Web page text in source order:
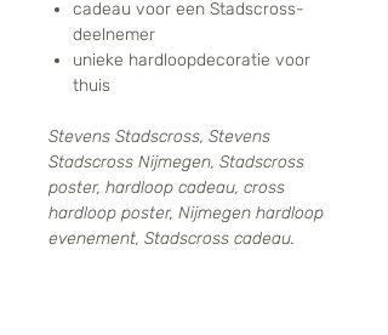
cadeau voor een Stadscross-
deelnemer
unieke hardloopdecoratie voor
thuis
Stevens Stadscross, Stevens
Stadscross Nijmegen, Stadscross
poster, hardloop cadeau, cross
hardloop poster, Nijmegen hardloop
evenement, Stadscross cadeau.